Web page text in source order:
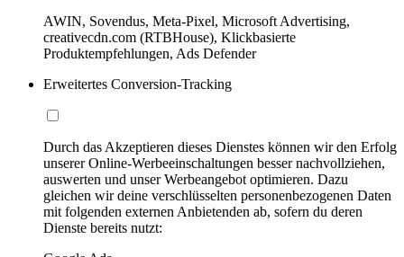
AWIN, Sovendus, Meta-Pixel, Microsoft Advertising,
creativecdn.com (RTBHouse), Klickbasierte
Produktempfehlungen, Ads Defender
Erweitertes Conversion-Tracking
Durch das Akzeptieren dieses Dienstes können wir den Erfolg
unserer Online-Werbeeinschaltungen besser nachvollziehen,
auswerten und unser Werbeangebot optimieren. Dazu
gleichen wir deine verschlüsselten personenbezogenen Daten
mit folgenden externen Anbietenden ab, sofern du deren
Dienste bereits nutzt: